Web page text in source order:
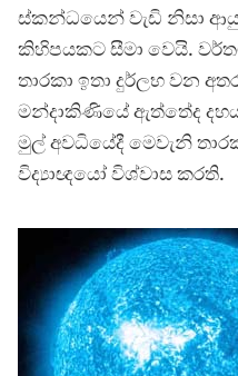
ස්කන්ධයෙන් වැඩි නිසා
කිහිපයකට සීමා වෙයි.
තාරකා ඉතා දුර්ලභ වන
මන්දාකිණියේ ඇත්තේද
මුල් අවධියේදී මෙවැනි
විද්‍යාඥයෝ විශ්වාස කරති.